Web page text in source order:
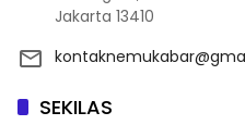
Jakarta 13410
SEKILAS